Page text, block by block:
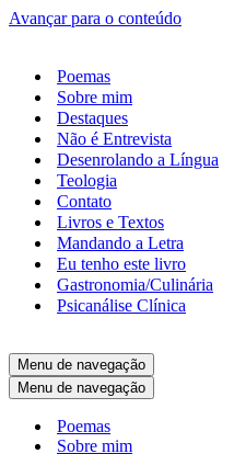
Avançar para o conteúdo
Poemas
Sobre mim
Destaques
Não é Entrevista
Desenrolando a Língua
Teologia
Contato
Livros e Textos
Mandando a Letra
Eu tenho este livro
Gastronomia/Culinária
Psicanálise Clínica
Menu de navegação
Menu de navegação
Poemas
Sobre mim